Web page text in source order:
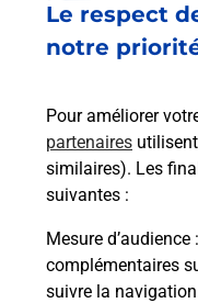
Le respect
notre
Pour améliorer
partenaires
similaires). Les
suivantes :
Mesure d’audience
complémentaires
suivre la
Prochaine
12h00
28140 Terminiers
Boîte aux
Le lien s'ouvre dans un